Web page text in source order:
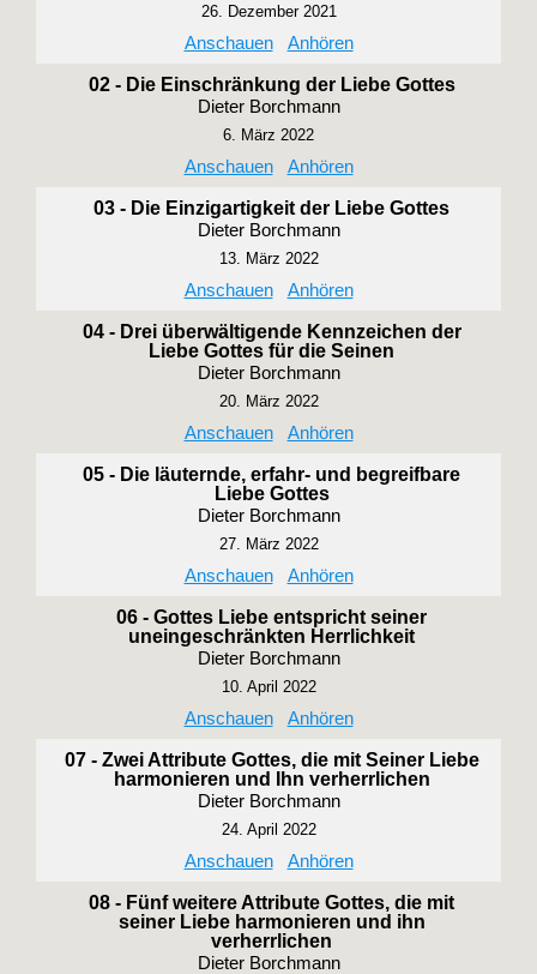
26. Dezember 2021
Anschauen Anhören
02 - Die Einschränkung der Liebe Gottes
Dieter Borchmann
6. März 2022
Anschauen Anhören
03 - Die Einzigartigkeit der Liebe Gottes
Dieter Borchmann
13. März 2022
Anschauen Anhören
04 - Drei überwältigende Kennzeichen der
Liebe Gottes für die Seinen
Dieter Borchmann
20. März 2022
Anschauen Anhören
05 - Die läuternde, erfahr- und begreifbare
Liebe Gottes
Dieter Borchmann
27. März 2022
Anschauen Anhören
06 - Gottes Liebe entspricht seiner
uneingeschränkten Herrlichkeit
Dieter Borchmann
10. April 2022
Anschauen Anhören
07 - Zwei Attribute Gottes, die mit Seiner Liebe
harmonieren und Ihn verherrlichen
Dieter Borchmann
24. April 2022
Anschauen Anhören
08 - Fünf weitere Attribute Gottes, die mit
seiner Liebe harmonieren und ihn
verherrlichen
Dieter Borchmann